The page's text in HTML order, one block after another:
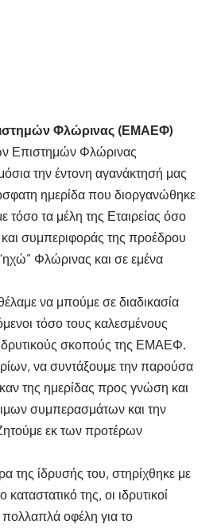
Φλώρινας (ΕΜΑΕΦ)
Επιστημών Φλώρινας
την έντονη αγανάκτησή μας
ημερίδα που διοργανώθηκε
τα μέλη της Εταιρείας όσο
συμπεριφοράς της προέδρου
Φλώρινας και σε εμένα
να μπούμε σε διαδικασία
τόσο τους καλεσμένους
ιδρυτικούς σκοπούς της ΕΜΑΕΦ.
να συντάξουμε την παρούσα
της ημερίδας προς γνώση και
συμπερασμάτων και την
εκ των προτέρων
ίδρυσής του, στηρίχθηκε με
της, οι ιδρυτικοί
οφέλη για το